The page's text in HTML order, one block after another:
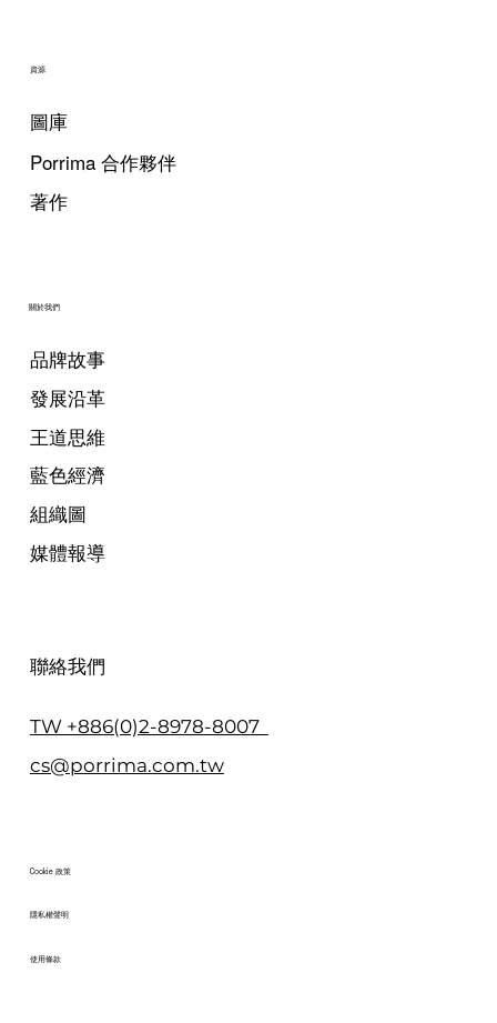
資源
圖庫
Porrima 合作夥伴
著作
關於我們
品牌故事
發展沿革
王道思維
藍色經濟
組織圖
媒體報導
聯絡我們
TW +886(0)2-8978-8007
cs@porrima.com.tw
Cookie 政策
隱私權聲明
使用條款